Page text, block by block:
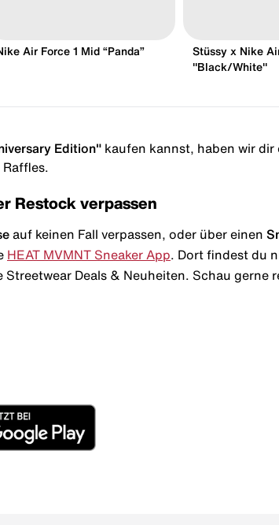
Air Force 1 Mid “Panda”
Stüssy x Nike
"Black/White"
Edition" kaufen kannst, haben wir dir
Restock verpassen
auf keinen Fall verpassen, oder über einen
HEAT MVMNT Sneaker App . Dort findest du
Deals & Neuheiten. Schau gerne